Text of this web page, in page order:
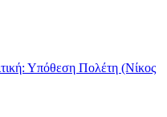
Υπόθεση Πολέτη (Νίκος